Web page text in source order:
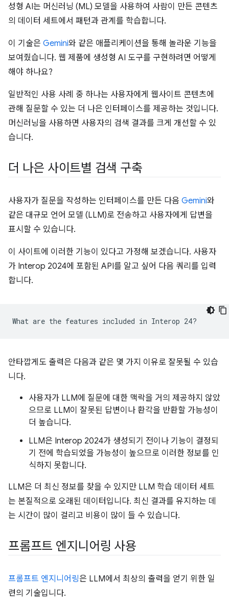
성형 AI는 머신러닝 (ML) 모델을 사용하여 사람이 만든 콘텐츠
의 데이터 세트에서 패턴과 관계를 학습합니다.
이 기술은 Gemini와 같은 애플리케이션을 통해 놀라운 기능을
보여줬습니다. 웹 제품에 생성형 AI 도구를 구현하려면 어떻게
해야 하나요?
일반적인 사용 사례 중 하나는 사용자에게 웹사이트 콘텐츠에
관해 질문할 수 있는 더 나은 인터페이스를 제공하는 것입니다.
머신러닝을 사용하면 사용자의 검색 결과를 크게 개선할 수 있
습니다.
더 나은 사이트별 검색 구축
사용자가 질문을 작성하는 인터페이스를 만든 다음 Gemini와
같은 대규모 언어 모델 (LLM)로 전송하고 사용자에게 답변을
표시할 수 있습니다.
이 사이트에 이러한 기능이 있다고 가정해 보겠습니다. 사용자
가 Interop 2024에 포함된 API를 알고 싶어 다음 쿼리를 입력
합니다.
안타깝게도 출력은 다음과 같은 몇 가지 이유로 잘못될 수 있습
니다.
사용자가 LLM에 질문에 대한 맥락을 거의 제공하지 않았
으므로 LLM이 잘못된 답변이나 환각을 반환할 가능성이
더 높습니다.
LLM은 Interop 2024가 생성되기 전이나 기능이 결정되
기 전에 학습되었을 가능성이 높으므로 이러한 정보를 인
식하지 못합니다.
LLM은 더 최신 정보를 찾을 수 있지만 LLM 학습 데이터 세트
는 본질적으로 오래된 데이터입니다. 최신 결과를 유지하는 데
는 시간이 많이 걸리고 비용이 많이 들 수 있습니다.
프롬프트 엔지니어링 사용
프롬프트 엔지니어링은 LLM에서 최상의 출력을 얻기 위한 일
련의 기술입니다.